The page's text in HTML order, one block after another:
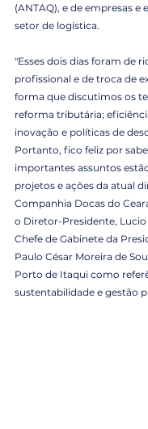
(ANTAQ), e de empresas e
setor de logística.
"Esses dois dias foram de
profissional e de troca de
forma que discutimos os
reforma tributária;
inovação e políticas de
Portanto, fico feliz por
importantes assuntos
projetos e ações da atual
Companhia Docas do
o Diretor-Presidente, Lucio
Chefe de Gabinete da
Paulo César Moreira de
Porto de Itaqui como
sustentabilidade e gestão